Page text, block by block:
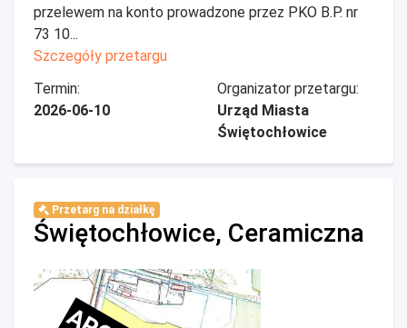
przelewem na konto prowadzone przez PKO B.P. nr
73 10...
Szczegóły przetargu
Termin:
2026-06-10
Organizator przetargu:
Urząd Miasta
Świętochłowice
Przetarg na działkę
Świętochłowice, Ceramiczna